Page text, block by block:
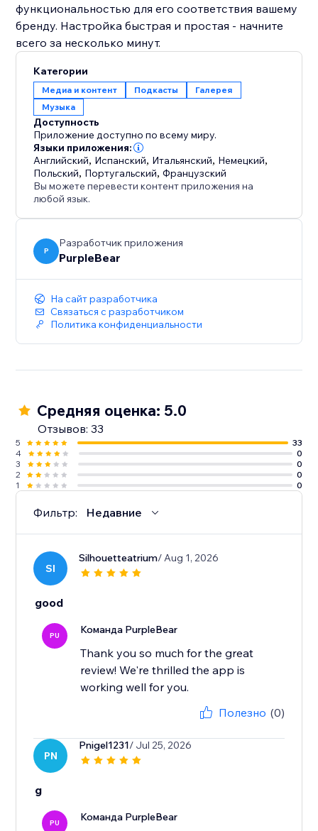
функциональностью для его соответствия вашему
бренду. Настройка быстрая и простая - начните
всего за несколько минут.
Категории
Медиа и контент Подкасты
Галерея
Музыка
Доступность
Приложение доступно по всему миру.
Языки приложения:
Английский, Испанский, Итальянский, Немецкий,
Польский, Португальский,Французский
Вы можете перевести контент приложения на
любой язык.
P
Разработчик приложения
PurpleBear
На сайт разработчика
Связаться с разработчиком
Политика конфиденциальности
Средняя оценка: 5.0
Отзывов: 33
5
33
4
0
3
0
2
0
1
0
Фильтр: Недавние
SI
Silhouetteatrium/ Aug 1, 2026
good
PU Команда PurpleBear
Thank you so much for the great
review! We're thrilled the app is
working well for you.
Полезно (0)
PN
Pnigel1231/ Jul 25, 2026
g
PU Команда PurpleBear